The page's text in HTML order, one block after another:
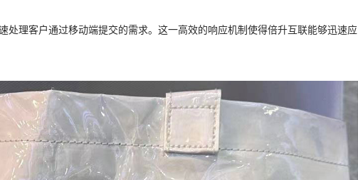
理客户通过移动端提交的需求。这一高效的响应机制使得倍升互联能够迅速应